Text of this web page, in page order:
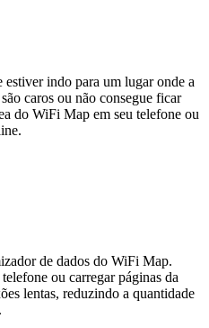
indo para um lugar onde a
caros ou não consegue ficar
do WiFi Map em seu telefone ou
de dados do WiFi Map.
ou carregar páginas da
lentas, reduzindo a quantidade